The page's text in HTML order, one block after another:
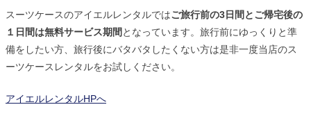
スーツケースのアイエルレンタルではご旅行前の3日間とご帰宅後の
１日間は無料サービス期間 となっています。旅行前にゆっくりと準
備をしたい方、旅行後にバタバタしたくない方は是非一度当店のス
ーツケースレンタルをお試しください。
アイエルレンタルHPへ